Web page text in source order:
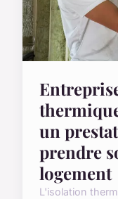
un
prendre
logement
L'isolation